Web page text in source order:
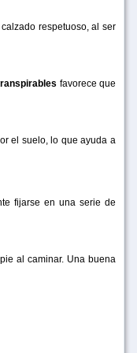
respetuoso, al ser
favorece que
el suelo, lo que ayuda a
fijarse en una serie de
al caminar. Una buena